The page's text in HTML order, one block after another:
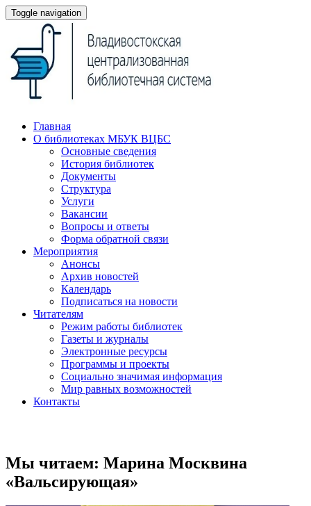
Toggle navigation
Главная
О библиотеках МБУК ВЦБС
Основные сведения
История библиотек
Документы
Структура
Услуги
Вакансии
Вопросы и ответы
Форма обратной связи
Мероприятия
Анонсы
Архив новостей
Календарь
Подписаться на новости
Читателям
Режим работы библиотек
Газеты и журналы
Электронные ресурсы
Программы и проекты
Социально значимая информация
Мир равных возможностей
Контакты
Мы читаем: Марина Москвина
«Вальсирующая»